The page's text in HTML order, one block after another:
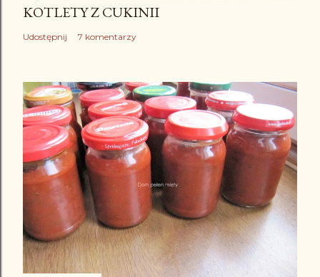
KOTLETY Z CUKINII
Udostępnij 7 komentarzy